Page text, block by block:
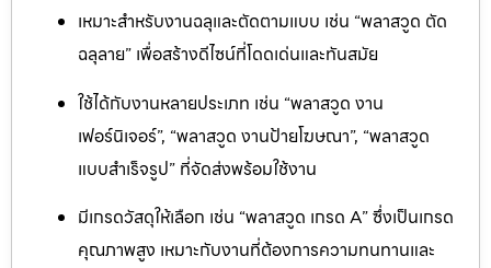
เหมาะสำหรับงานฉลุและตัดตามแบบ เช่น “พลาสวูด ตัด
ฉลุลาย” เพื่อสร้างดีไซน์ที่โดดเด่นและทันสมัย
ใช้ได้กับงานหลายประเภท เช่น “พลาสวูด งาน
เฟอร์นิเจอร์”, “พลาสวูด งานป้ายโฆษณา”, “พลาสวูด
แบบสำเร็จรูป” ที่จัดส่งพร้อมใช้งาน
มีเกรดวัสดุให้เลือก เช่น “พลาสวูด เกรด A” ซึ่งเป็นเกรด
คุณภาพสูง เหมาะกับงานที่ต้องการความทนทานและ